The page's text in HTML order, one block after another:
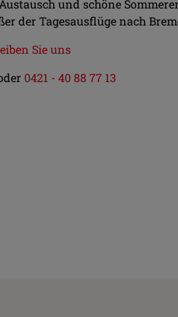
und schöne
der Tagesausflüge nach
Sie uns
0421 - 40 88 77 13